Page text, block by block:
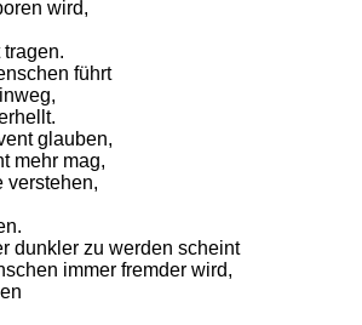
wird,
führt
glauben,
mehr mag,
verstehen,
dunkler zu werden scheint
immer fremder wird,